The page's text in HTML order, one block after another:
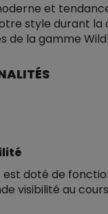
et
style durant la
de la gamme
doté de
visibilité au